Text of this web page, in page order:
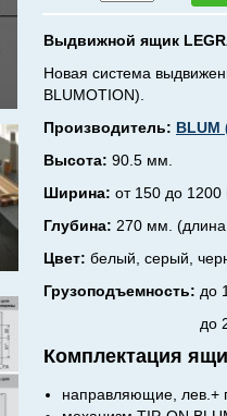
Выдвижной ящик
Новая система
BLUMOTION).
Производитель: BLUM
Высота: 90.5 мм.
Ширина: от 150 до 1200
Глубина: 270 мм.
Цвет: белый, серый,
Грузоподъемность: до
до 20 кг. [арт.
Комплектация
направляющие, лев.+